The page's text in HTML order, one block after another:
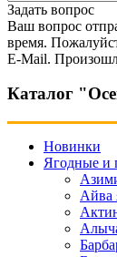
Задать вопрос
Ваш вопрос
время.
E-Mail.
Каталог
Новинки
Ягодные и
Айва